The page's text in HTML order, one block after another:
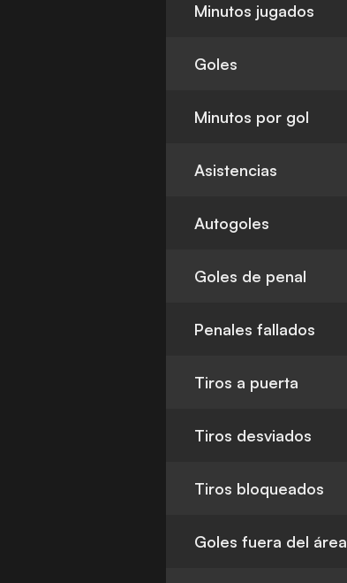
Minutos jugados
Goles
Minutos por gol
Asistencias
Autogoles
Goles de penal
Penales fallados
Tiros a puerta
Tiros desviados
Tiros bloqueados
Goles fuera del área